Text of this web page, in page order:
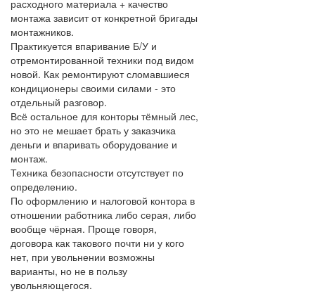
расходного материала + качество
монтажа зависит от конкретной бригады
монтажников.
Практикуется впаривание Б/У и
отремонтированной техники под видом
новой. Как ремонтируют сломавшиеся
кондиционеры своими силами - это
отдельный разговор.
Всё остальное для конторы тёмный лес,
но это не мешает брать у заказчика
деньги и впаривать оборудование и
монтаж.
Техника безопасности отсутствует по
определению.
По оформлению и налоговой контора в
отношении работника либо серая, либо
вообще чёрная. Проще говоря,
договора как такового почти ни у кого
нет, при увольнении возможны
варианты, но не в пользу
увольняющегося.